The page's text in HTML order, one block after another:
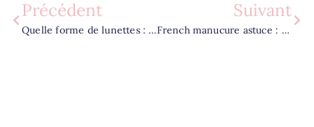
Précédent
Quelle forme de lunettes : les 5 règles pour sublimer votre morphologie
Suivant
French manucure astuce : la méthode simple pour une ligne parfaite